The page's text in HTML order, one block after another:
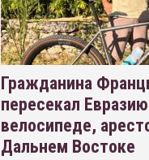
Гражданина
пересекал
велосипеде,
Дальнем Востоке